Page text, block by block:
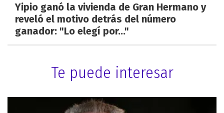
Yipio ganó la vivienda de Gran Hermano y
reveló el motivo detrás del número
ganador: "Lo elegí por..."
Te puede interesar